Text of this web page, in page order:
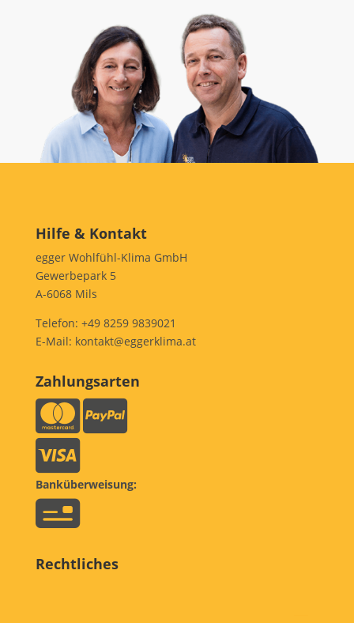
Hilfe & Kontakt
egger Wohlfühl-Klima GmbH
Gewerbepark 5
A-6068 Mils
Telefon: +49 8259 9839021
E-Mail: kontakt@eggerklima.at
Zahlungsarten
Banküberweisung:
Rechtliches